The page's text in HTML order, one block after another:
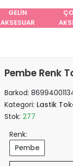
GELİN
AKSESUAR
Pembe Renk
Barkod:
Kategori: Lastik
Stok:277
Renk:
Pembe